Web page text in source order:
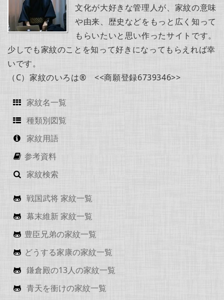
文化が大好きな管理人が、家紋の意味
や由来、歴史などをもっと広く知って
もらいたいと思い作ったサイトです。
少しでも家紋のことを知って好きになってもらえれば幸
いです。
（C）家紋のいろは® <<商願登録6739346>>
家紋名一覧
種類別図覧
家紋用語
参考資料
家紋検索
戦国武将 家紋一覧
幕末維新 家紋一覧
豊臣兄弟の家紋一覧
どうする家康の家紋一覧
鎌倉殿の13人の家紋一覧
青天を衝けの家紋一覧